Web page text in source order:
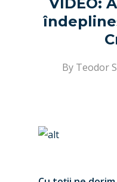
By Teodor